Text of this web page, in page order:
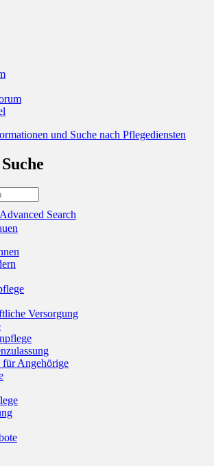
– Informationen
nach Pflegediensten
Hilfswerk
Advanced Search
Versorgung
für Angehörige